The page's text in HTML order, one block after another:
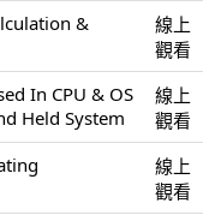
&
線上
觀看
In CPU & OS
Held System
線上
觀看
線上
觀看